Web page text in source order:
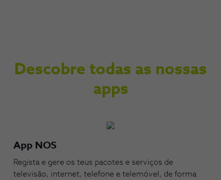
Descobre todas as nossas
apps
App NOS
Regista e gere os teus pacotes e serviços de
televisão, internet, telefone e telemóvel, de forma